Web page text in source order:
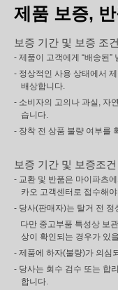
제품 보증,
보증 기간 및 보증 조건
- 제품이 고객에게 “배송된
- 정상적인 사용 상태에서
배상합니다.
- 소비자의 고의나 과실, 자
습니다.
- 장착 전 상품 불량 여부를
보증 기간 및 보증조
- 교환 및 반품은 마이파츠
카오 고객센터로 접수해
- 당사(판매자)는 탈거 전
다만 중고부품 특성상 보
상이 확인되는 경우가 있
- 제품에 하자(불량)가 의심
- 당사는 회수 검수 또는 합
합니다.